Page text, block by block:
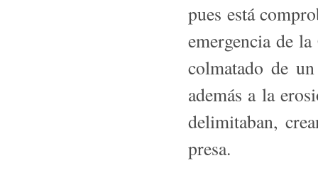
pues está
emergencia de
colmatado de
además a la
delimitaban,
presa.